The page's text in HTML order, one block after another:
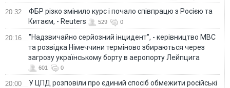
20:32
ФБР різко змінило курс і почало співпрацю з Росією та
Китаєм, - Reuters
529 0
20:16
"Надзвичайно серйозний інцидент", - керівництво МВС
та розвідка Німеччини терміново збираються через
загрозу українському борту в аеропорту Лейпцига
601 0
20:00
У ЦПД розповіли про єдиний спосіб обмежити російські